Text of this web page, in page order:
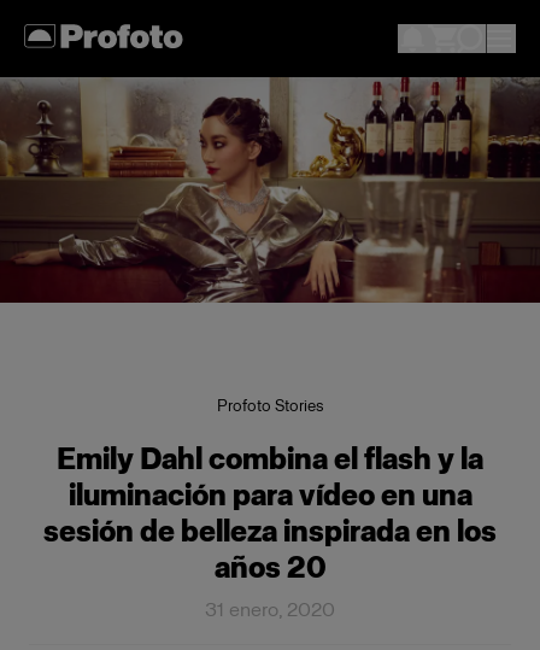
Profoto Stories
Emily Dahl combina el flash y la
iluminación para vídeo en una
sesión de belleza inspirada en los
años 20
31 enero, 2020